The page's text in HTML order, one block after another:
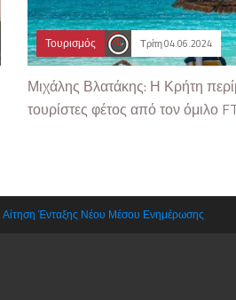
Τουρισμός Τρίτη 04.06.2024
Μιχάλης Βλατάκης: Η Κρήτη
τουρίστες φέτος από τον όμιλο
Αίτηση Ένταξης Νέου Μέσου Ενημέρωσης